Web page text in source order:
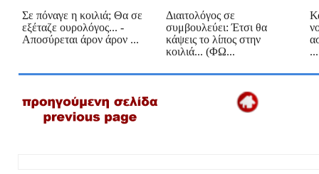
Σε πόναγε η κοιλιά; Θα σε
εξέταζε ουρολόγος... -
Αποσύρεται άρον άρον ...
Διαιτολόγος σε
συμβουλεύει: Έτσι θα
κάψεις το λίπος στην
κοιλιά... (ΦΩ...
...